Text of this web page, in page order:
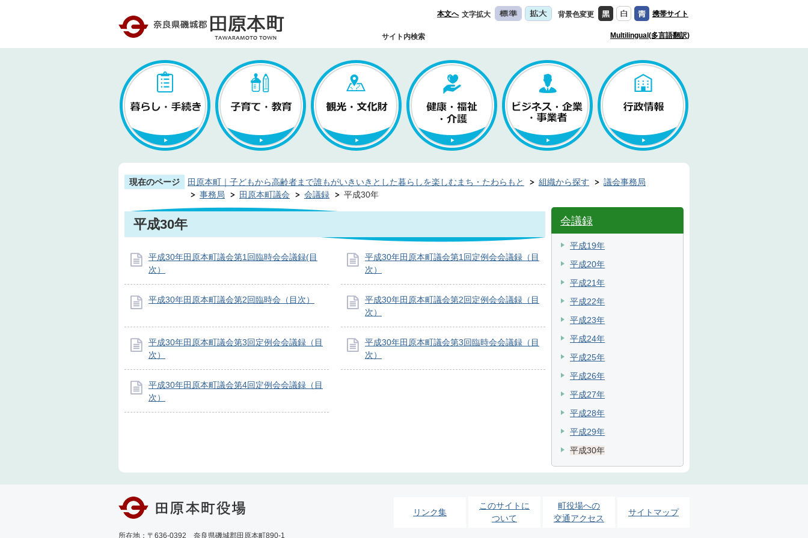
本文へ 文字拡大 背景色変更 携帯サイト
サイト内検索 Multilingual(多言語翻訳)
現在のページ 田原本町｜子どもから高齢者まで誰もがいきいきとした暮らしを楽しむまち・たわらもと 組織から探す
議会事務局
事務局
田原本町議会 会議録 平成30年
平成30年
平成30年田原本町議会第1回臨時会会議録(目
次）
平成30年田原本町議会第1回定例会会議録（目
次）
平成30年田原本町議会第2回臨時会（目次）
平成30年田原本町議会第2回定例会会議録（目
次）
平成30年田原本町議会第3回定例会会議録（目
次）
平成30年田原本町議会第3回臨時会会議録（目
次）
平成30年田原本町議会第4回定例会会議録（目
次）
会議録
平成19年
平成20年
平成21年
平成22年
平成23年
平成24年
平成25年
平成26年
平成27年
平成28年
平成29年
平成30年
リンク集
このサイトに
ついて
町役場への
交通アクセス
サイトマップ
所在地：〒636-0392 奈良県磯城郡田原本町890-1